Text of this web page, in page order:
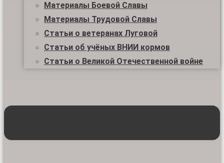
Материалы Боевой Славы
Материалы Трудовой Славы
Статьи о ветеранах Луговой
Статьи об учёных ВНИИ кормов
Статьи о Великой Отечественной войне